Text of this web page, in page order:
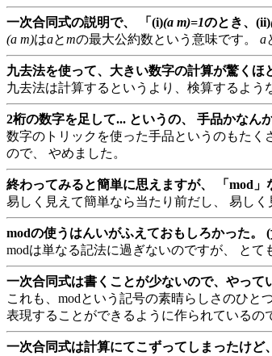
一次合同式の説明で、 「(i)(a m)=1のとき、(ii)
(a m)はaとmの最大公約数という意味です。 a
九去法を使って、大きい数字の計算が驚く
九去法は計算するというより、検算するよう
2桁の数字を足して... というの、 手品かなん
数字のトリックを使った手品というのもた
ので、 やめました。
終わってみると簡単に思えますが、 「mod
易しく見えて簡単なら当たり前だし、 易し
modの使うはんいがふえておもしろかった。
modは単なる記法に過ぎないのですが、 と
一次合同式は書くことが少ないので、やっ
これも、modという記号の素晴らしさのひ
表現することができるように作られているの
一次合同式は計算にてこずってしまったけ